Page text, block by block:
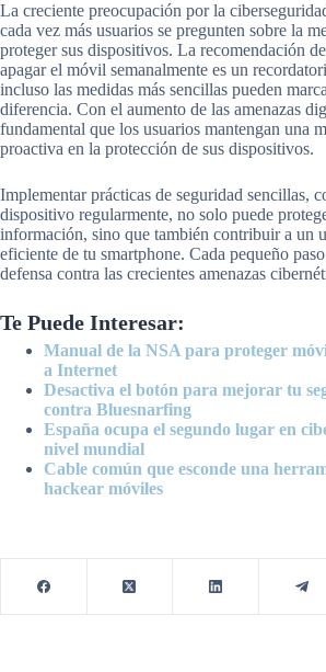
La creciente preocupación por la
cada vez más usuarios se pregunten sobre la
proteger sus dispositivos. La recomendación
apagar el móvil semanalmente es un
incluso las medidas más sencillas pueden
diferencia. Con el aumento de las amenazas
fundamental que los usuarios mantengan una
proactiva en la protección de sus dispositivos.
Implementar prácticas de seguridad sencillas,
dispositivo regularmente, no solo puede
información, sino que también contribuir a un
eficiente de tu smartphone. Cada pequeño
defensa contra las crecientes amenazas
Te Puede Interesar:
Manual de la NSA para proteger
a Internet
Desactiva el botón para mejorar tu
contra Bluesnarfing
España ocupa el segundo lugar en
nivel mundial
Cable común que esconde una
hackear móviles